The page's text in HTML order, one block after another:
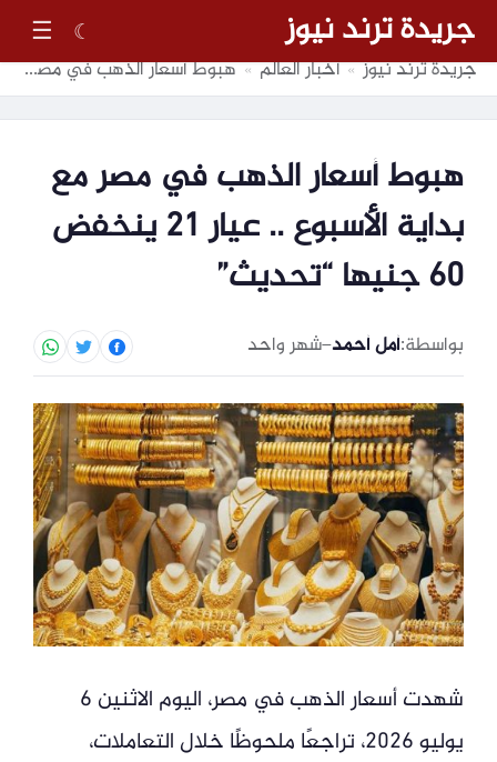
جريدة ترند نيوز ☾
☰
جريدة ترند نيوز » أخبار العالم » هبوط أسعار الذهب في مصر مع بداية الأسبوع .. عيار 21 ينخفض 60 جنيها “تحديث”
هبوط أسعار الذهب في مصر مع
بداية الأسبوع .. عيار 21 ينخفض
60 جنيها “تحديث”
بواسطة:أمل أحمد–شهر واحد
شهدت أسعار الذهب في مصر، اليوم الاثنين 6
يوليو 2026، تراجعًا ملحوظًا خلال التعاملات،